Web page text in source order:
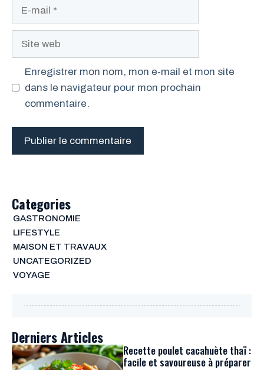
Site
Enregistrer mon nom, mon e-mail et mon site
dans le navigateur pour mon prochain
commentaire.
Categories
GASTRONOMIE
LIFESTYLE
MAISON ET TRAVAUX
UNCATEGORIZED
VOYAGE
Derniers Articles
Recette poulet cacahuète thaï :
facile et savoureuse à préparer